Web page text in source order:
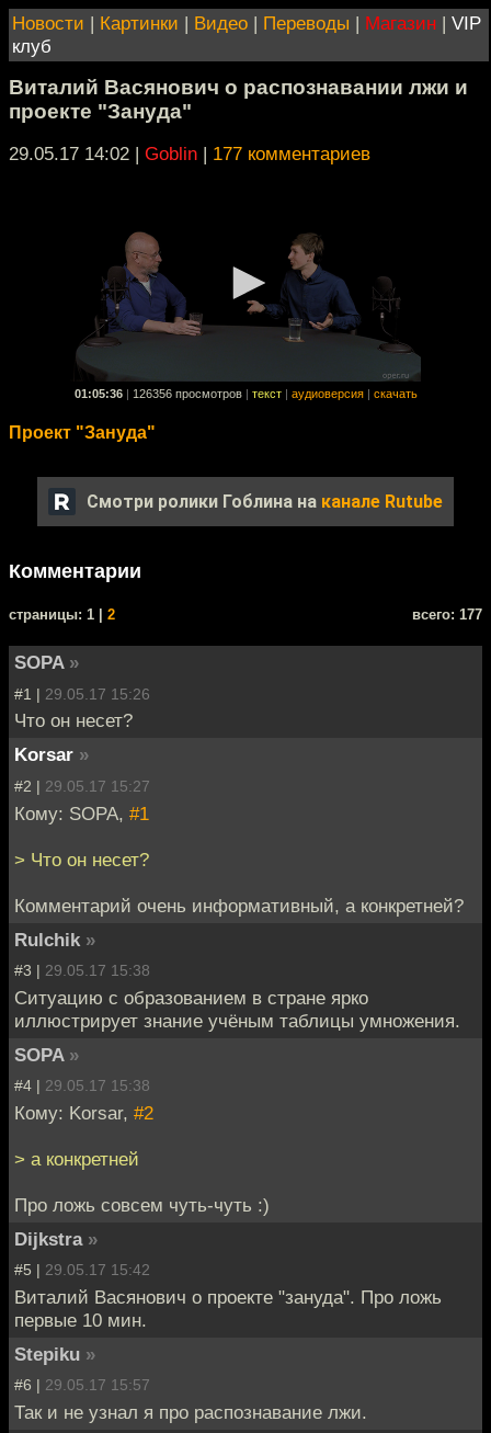
Новости | Картинки | Видео | Переводы | Магазин | VIP
клуб
Виталий Васянович о распознавании лжи и
проекте "Зануда"
29.05.17 14:02 | Goblin | 177 комментариев
01:05:36 126356 просмотров текст аудиоверсия скачать
Проект "Зануда"
Смотри ролики Гоблина на канале Rutube
Комментарии
cтраницы: 1 | 2 всего: 177
SOPA »
#1 | 29.05.17 15:26
Что он несет?
Korsar »
#2 | 29.05.17 15:27
Кому: SOPA, #1
> Что он несет?
Комментарий очень информативный, а конкретней?
Rulchik »
#3 | 29.05.17 15:38
Ситуацию с образованием в стране ярко
иллюстрирует знание учёным таблицы умножения.
SOPA »
#4 | 29.05.17 15:38
Кому: Korsar, #2
> а конкретней
Про ложь совсем чуть-чуть :)
Dijkstra »
#5 | 29.05.17 15:42
Виталий Васянович о проекте "зануда". Про ложь
первые 10 мин.
Stepiku »
#6 | 29.05.17 15:57
Так и не узнал я про распознавание лжи.